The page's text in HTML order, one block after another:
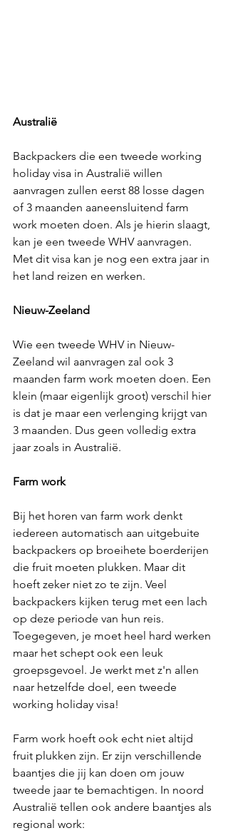
Australië
Backpackers die een tweede working
holiday visa in Australië willen
aanvragen zullen eerst 88 losse dagen
of 3 maanden aaneensluitend farm
work moeten doen. Als je hierin slaagt,
kan je een tweede WHV aanvragen.
Met dit visa kan je nog een extra jaar in
het land reizen en werken.
Nieuw-Zeeland
Wie een tweede WHV in Nieuw-
Zeeland wil aanvragen zal ook 3
maanden farm work moeten doen. Een
klein (maar eigenlijk groot) verschil hier
is dat je maar een verlenging krijgt van
3 maanden. Dus geen volledig extra
jaar zoals in Australië.
Farm work
Bij het horen van farm work denkt
iedereen automatisch aan uitgebuite
backpackers op broeihete boerderijen
die fruit moeten plukken. Maar dit
hoeft zeker niet zo te zijn. Veel
backpackers kijken terug met een lach
op deze periode van hun reis.
Toegegeven, je moet heel hard werken
maar het schept ook een leuk
groepsgevoel. Je werkt met z'n allen
naar hetzelfde doel, een tweede
working holiday visa!
Farm work hoeft ook echt niet altijd
fruit plukken zijn. Er zijn verschillende
baantjes die jij kan doen om jouw
tweede jaar te bemachtigen. In noord
Australië tellen ook andere baantjes als
regional work: